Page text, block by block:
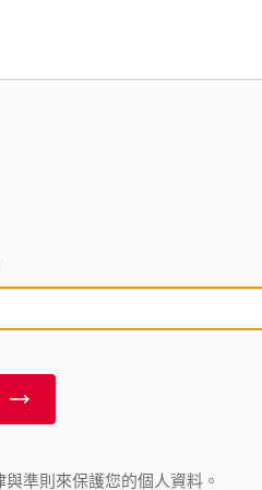
準則來保護您的個人資料。